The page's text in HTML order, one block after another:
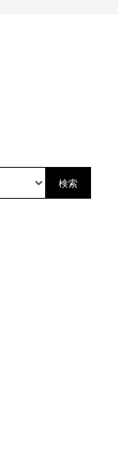
検索